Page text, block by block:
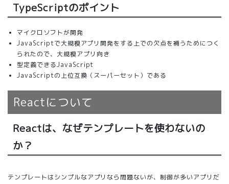
TypeScriptのポイント
マイクロソフトが開発
JavaScriptで大規模アプリ開発をする上での欠点を補うためにつく
られたので、大規模アプリ向き
型定義できるJavaScript
JavaScriptの上位互換（スーパーセット）である
Reactについて
Reactは、なぜテンプレートを使わないの
か？
テンプレートはシンプルなアプリなら問題ないが、制御が多いアプリだ